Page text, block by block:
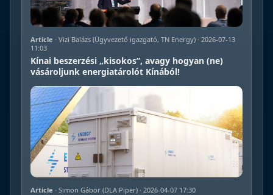
Article · Vizi Balázs (Ügyvezető igazgató, TN Energy) · 2026-07-13
11:03
Kínai beszerzési „kisokos”, avagy hogyan (ne)
vásároljunk energiatárolót Kínából!
Article · Simon Gábor (DLA Piper) · 2026-04-07 17:30